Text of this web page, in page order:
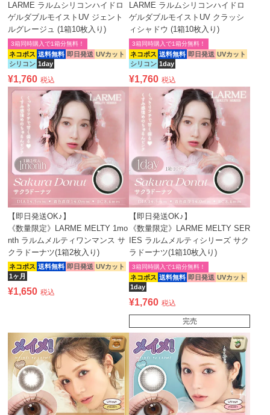
LARME ラルムシリコンハイドロ
ゲルダブルモイストUV ジェント
ルグレージュ (1箱10枚入り)
ネコポス 送料無料 即日発送 UVカット
シリコン 1day
3箱同時購入で1箱分無料！
¥1,760 税込
LARME ラルムシリコンハイドロ
ゲルダブルモイストUV クラッシ
ィシャドウ (1箱10枚入り)
ネコポス 送料無料 即日発送 UVカット
シリコン 1day
3箱同時購入で1箱分無料！
¥1,760 税込
【即日発送OK♪】
《数量限定》LARME MELTY 1mo
nth ラルムメルティワンマンス サ
クラドーナツ(1箱2枚入り)
ネコポス 送料無料 即日発送 UVカット
1ヶ月
¥1,650 税込
【即日発送OK♪】
《数量限定》LARME MELTY SER
IES ラルムメルティシリーズ サク
ラドーナツ(1箱10枚入り)
ネコポス 送料無料 即日発送 UVカット
1day
3箱同時購入で1箱分無料！
¥1,760 税込
完売